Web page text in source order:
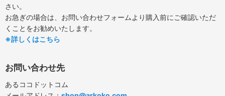
さい。
お急ぎの場合は、お問い合わせフォームより購入前にご確認いただ
くことをお勧めいたします。
※詳しくはこちら
お問い合わせ先
あるココドットコム